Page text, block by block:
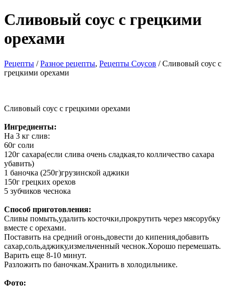
Сливовый соус с грецкими
орехами
Рецепты /Разное рецепты, Рецепты Соусов / Сливовый соус с
грецкими орехами
Сливовый соус с грецкими орехами
Ингредиенты:
На 3 кг слив:
60г соли
120г сахара(если слива очень сладкая,то колличество сахара
убавить)
1 баночка (250г)грузинской аджики
150г грецких орехов
5 зубчиков чеснока
Способ приготовления:
Сливы помыть,удалить косточки,прокрутить через мясорубку
вместе с орехами.
Поставить на средний огонь,довести до кипения,добавить
сахар,соль,аджику,измельченный чеснок.Хорошо перемешать.
Варить еще 8-10 минут.
Разложить по баночкам.Хранить в холодильнике.
Фото: